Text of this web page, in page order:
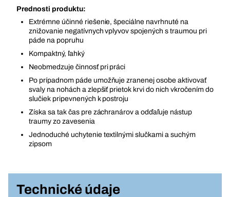
Prednosti produktu:
Extrémne účinné riešenie, špeciálne navrhnuté na
znižovanie negatívnych vplyvov spojených s traumou pri
páde na popruhu
Kompaktný, ľahký
Neobmedzuje činnosť pri práci
Po prípadnom páde umožňuje zranenej osobe aktivovať
svaly na nohách a zlepšiť prietok krvi do nich vkročením do
slučiek pripevnených k postroju
Získa sa tak čas pre záchranárov a odďaľuje nástup
traumy zo zavesenia
Jednoduché uchytenie textilnými slučkami a suchým
zipsom
Technické údaje